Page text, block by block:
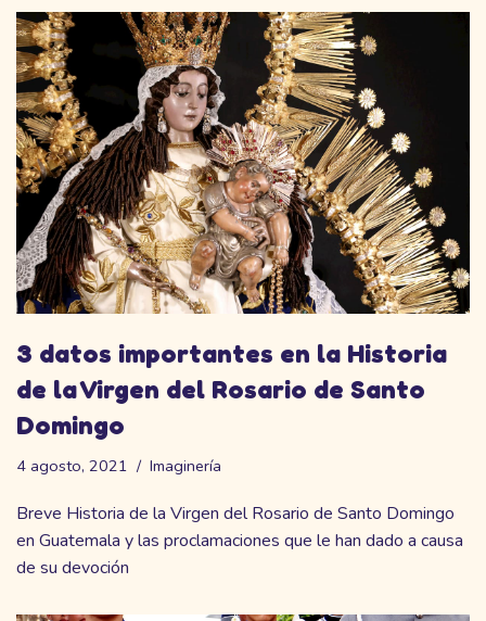
3 datos importantes en la Historia
de la Virgen del Rosario de Santo
Domingo
4 agosto, 2021 Imaginería
Breve Historia de la Virgen del Rosario de Santo Domingo
en Guatemala y las proclamaciones que le han dado a causa
de su devoción